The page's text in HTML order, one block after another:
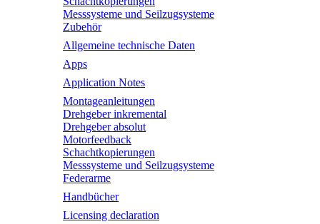
Messsysteme und Seilzugsysteme
Zubehör
Allgemeine technische Daten
Apps
Application Notes
Montageanleitungen
Drehgeber inkremental
Drehgeber absolut
Motorfeedback
Schachtkopierungen
Messsysteme und Seilzugsysteme
Federarme
Handbücher
Licensing declaration